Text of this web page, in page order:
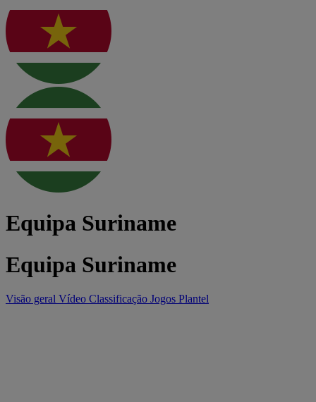
Equipa Suriname
Equipa Suriname
Visão geral Vídeo Classificação Jogos Plantel